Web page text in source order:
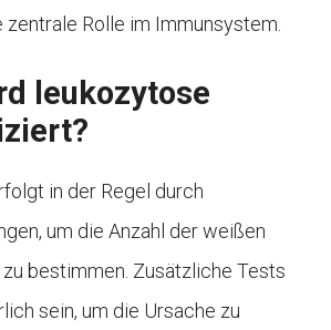
zentrale Rolle im Immunsystem.
leukozytose
in der Regel durch
um die Anzahl der weißen
bestimmen. Zusätzliche Tests
sein, um die Ursache zu